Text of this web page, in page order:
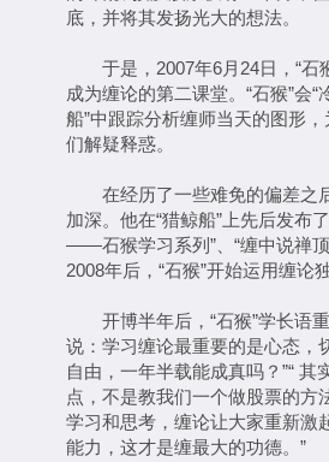
底，并将其发扬光大的想法。
于是，2007年6月24日，“石
成为缠论的第二课堂。“石猴”会“
船”中跟踪分析缠师当天的图形
们解疑释惑。
在经历了一些难免的偏差之后
加深。他在“猎鲸船”上先后发布
——石猴学习系列”、“缠中说禅顶
2008年后，“石猴”开始运用缠论
开博半年后，“石猴”学长语
说：学习缠论最重要的是心态，
自由，一年半载能成真吗？”“ 其
点，不是教我们一个做股票的方
学习和思考，缠论让大家重新激
能力，这才是缠最大的功德。”